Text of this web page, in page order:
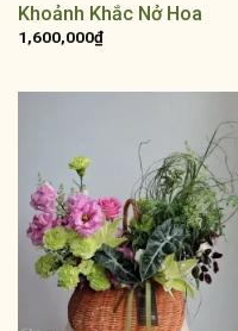
Khoảnh Khắc Nở Hoa
1,600,000₫